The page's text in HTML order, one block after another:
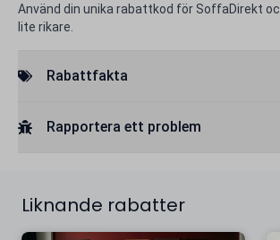
Använd din unika rabattkod för SoffaDirekt
lite rikare.
Rabattfakta
Rapportera ett problem
Liknande rabatter